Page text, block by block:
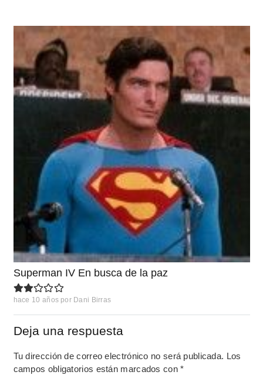
Superman IV En busca de la paz
hace 10 años por Dani Birras
Deja una respuesta
Tu dirección de correo electrónico no será publicada. Los
campos obligatorios están marcados con*